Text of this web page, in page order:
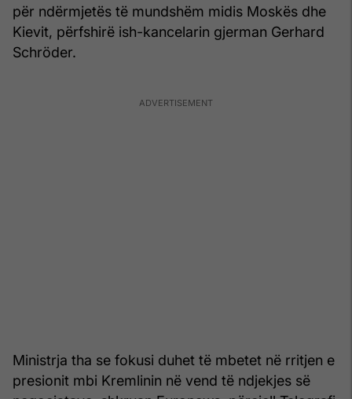
për ndërmjetës të mundshëm midis Moskës dhe
Kievit, përfshirë ish-kancelarin gjerman Gerhard
Schröder.
Ministrja tha se fokusi duhet të mbetet në rritjen e
presionit mbi Kremlinin në vend të ndjekjes së